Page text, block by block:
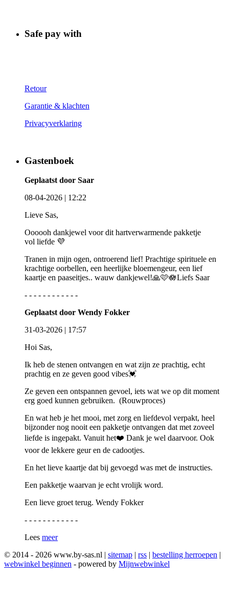
Safe pay with
Retour
Garantie & klachten
Privacyverklaring
Gastenboek
Geplaatst door Saar
08-04-2026 | 12:22
Lieve Sas,
Oooooh dankjewel voor dit hartverwarmende pakketje
vol liefde 💜
Tranen in mijn ogen, ontroerend lief! Prachtige spirituele en
krachtige oorbellen, een heerlijke bloemengeur, een lief
kaartje en paaseitjes.. wauw dankjewel!🙏🩷🪷Liefs Saar
- - - - - - - - - - - -
Geplaatst door Wendy Fokker
31-03-2026 | 17:57
Hoi Sas,
Ik heb de stenen ontvangen en wat zijn ze prachtig, echt
prachtig en ze geven good vibes💓
Ze geven een ontspannen gevoel, iets wat we op dit moment
erg goed kunnen gebruiken. (Rouwproces)
En wat heb je het mooi, met zorg en liefdevol verpakt, heel
bijzonder nog nooit een pakketje ontvangen dat met zoveel
liefde is ingepakt. Vanuit het❤️ Dank je wel daarvoor. Ook
voor de lekkere geur en de cadootjes.
En het lieve kaartje dat bij gevoegd was met de instructies.
Een pakketje waarvan je echt vrolijk word.
Een lieve groet terug. Wendy Fokker
- - - - - - - - - - - -
Lees meer
© 2014 - 2026 www.by-sas.nl | sitemap rss bestelling herroepen
webwinkel beginnen - powered by Mijnwebwinkel